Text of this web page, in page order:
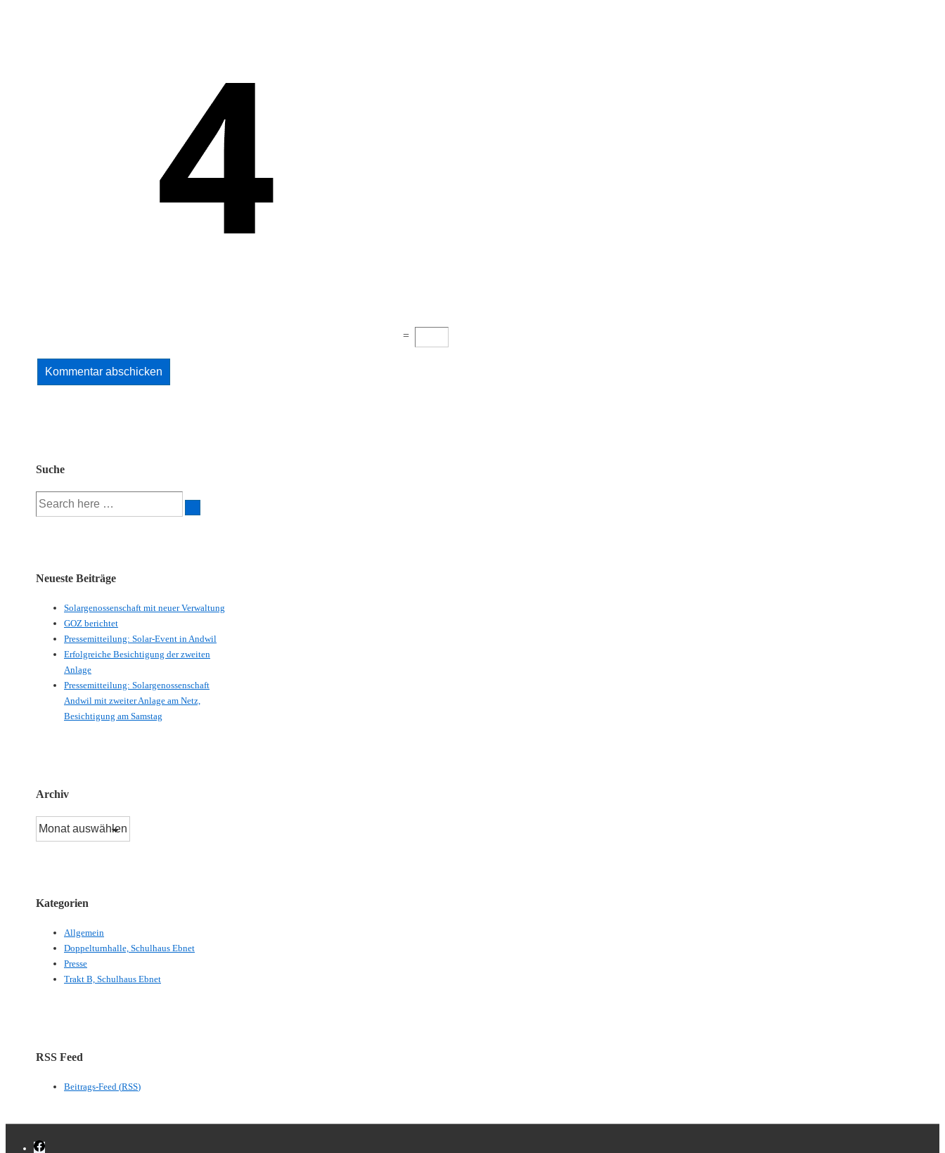
=
Suche
Suche
nach:
Neueste Beiträge
Solargenossenschaft mit neuer Verwaltung
GOZ berichtet
Pressemitteilung: Solar-Event in Andwil
Erfolgreiche Besichtigung der zweiten
Anlage
Pressemitteilung: Solargenossenschaft
Andwil mit zweiter Anlage am Netz,
Besichtigung am Samstag
Archiv
Archiv
Kategorien
Allgemein
Doppelturnhalle, Schulhaus Ebnet
Presse
Trakt B, Schulhaus Ebnet
RSS Feed
Beitrags-Feed (RSS)